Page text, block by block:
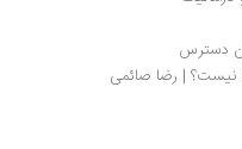
| رضا صائمی